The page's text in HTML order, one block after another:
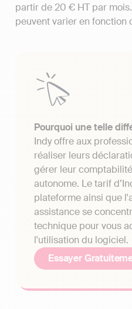
partir de 20 € HT par
peuvent varier en fonction
Pourquoi une telle
Indy offre aux
réaliser leurs
gérer leur
autonome. Le tarif
plateforme ainsi que
assistance se
technique pour vous
l'utilisation du logiciel.
Essayer